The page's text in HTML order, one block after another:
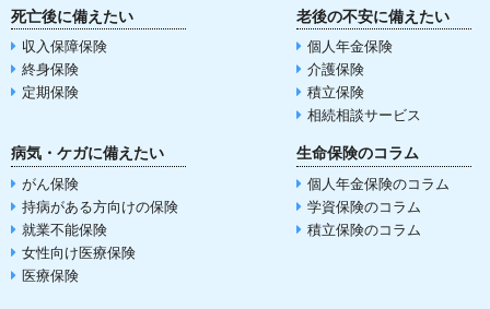
死亡後に備えたい
収入保障保険
終身保険
定期保険
老後の不安に備えたい
個人年金保険
介護保険
積立保険
相続相談サービス
病気・ケガに備えたい
がん保険
持病がある方向けの保険
就業不能保険
女性向け医療保険
医療保険
生命保険のコラム
個人年金保険のコラム
学資保険のコラム
積立保険のコラム